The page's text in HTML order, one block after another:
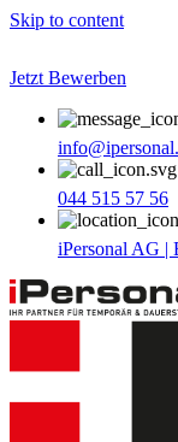
Skip to content
Jetzt Bewerben
044 515 57 56
iPersonal AG |